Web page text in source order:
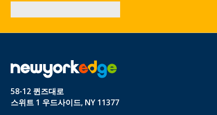
58-12 퀸즈대로
스위트 1 우드사이드, NY 11377